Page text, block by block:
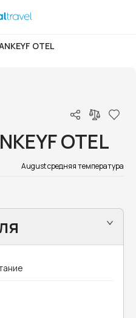
OTEL
OTEL
August средняя температура